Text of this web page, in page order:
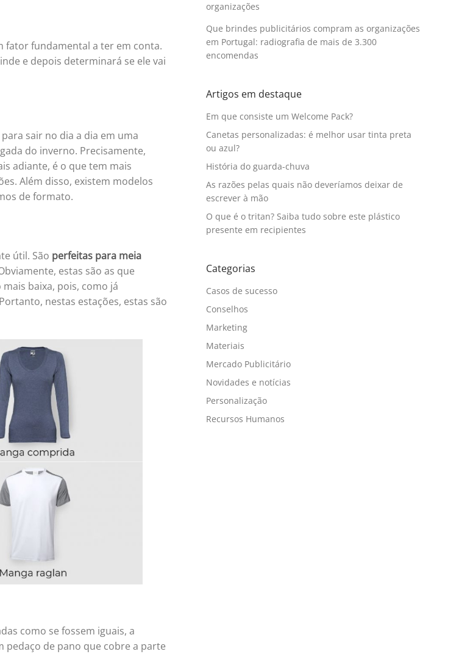
fator fundamental a ter em conta.
e depois determinará se ele vai
sair no dia a dia em uma
do inverno. Precisamente,
adiante, é o que tem mais
Além disso, existem modelos
de formato.
útil. São perfeitas para meia
estas são as que
baixa, pois, como já
nestas estações, estas são
​​como se fossem iguais, a
pedaço de pano que cobre a parte
organizações
Que brindes publicitários compram as organizações
em Portugal: radiografia de mais de 3.300
encomendas
Artigos em destaque
Em que consiste um Welcome Pack?
Canetas personalizadas: é melhor usar tinta preta
ou azul?
História do guarda-chuva
As razões pelas quais não deveríamos deixar de
escrever à mão
O que é o tritan? Saiba tudo sobre este plástico
presente em recipientes
Categorias
Casos de sucesso
Conselhos
Marketing
Materiais
Mercado Publicitário
Novidades e notícias
Personalização
Recursos Humanos